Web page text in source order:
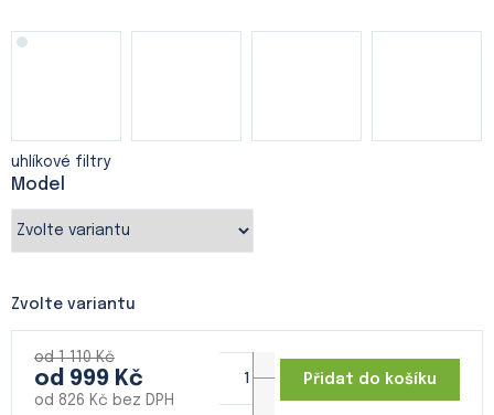
Model
uhlíkové filtry
Zvolte variantu
od 1 110 Kč
od 999 Kč
od 826 Kč bez DPH
Přidat do košíku